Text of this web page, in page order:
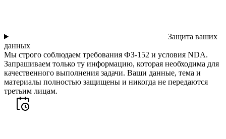
Защита ваших
данных
Мы строго соблюдаем требования ФЗ-152 и условия NDA.
Запрашиваем только ту информацию, которая необходима для
качественного выполнения задачи. Ваши данные, тема и
материалы полностью защищены и никогда не передаются
третьим лицам.